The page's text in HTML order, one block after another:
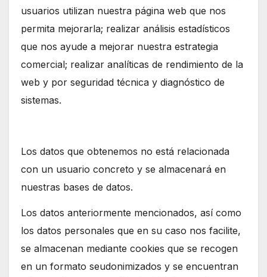
usuarios utilizan nuestra página web que nos
permita mejorarla; realizar análisis estadísticos
que nos ayude a mejorar nuestra estrategia
comercial; realizar analíticas de rendimiento de la
web y por seguridad técnica y diagnóstico de
sistemas.
Los datos que obtenemos no está relacionada
con un usuario concreto y se almacenará en
nuestras bases de datos.
Los datos anteriormente mencionados, así como
los datos personales que en su caso nos facilite,
se almacenan mediante cookies que se recogen
en un formato seudonimizados y se encuentran